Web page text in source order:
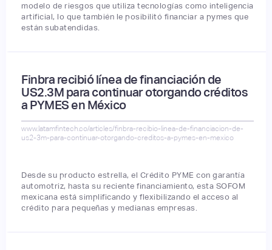
modelo de riesgos que utiliza tecnologías como inteligencia
artificial, lo que también le posibilitó financiar a pymes que
están subatendidas.
Finbra recibió línea de financiación de
US2.3M para continuar otorgando créditos
a PYMES en México
www.latamfintech.co/articles/finbra-recibio-linea-de-financiacion-de-
us2-3m-para-continuar-otorgando-creditos-a-pymes-en-mexico
Desde su producto estrella, el Crédito PYME con garantía
automotriz, hasta su reciente financiamiento, esta SOFOM
mexicana está simplificando y flexibilizando el acceso al
crédito para pequeñas y medianas empresas.